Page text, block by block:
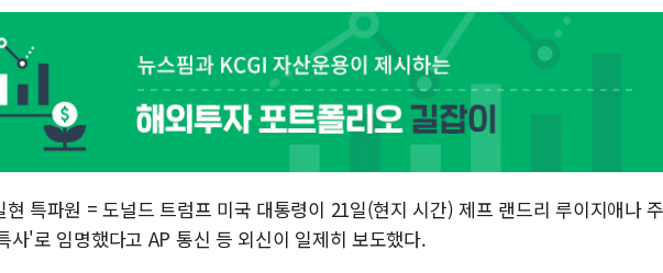
신길동 신축도 3.3㎡당 7250만원…써밋
용산공원·그린벨트로 또 충돌…반복되
[AI 부동산 투데이] 특공 전략도 '극과
특파원 = 도널드 트럼프 미국 대통령이 21일(현지 시간) 제프 랜드리 루이지애나 주
사'로 임명했다고 AP 통신 등 외신이 일제히 보도했다.